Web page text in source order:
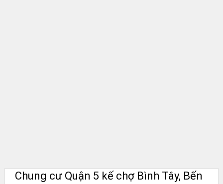
Chung cư Quận 5 kế chợ Bình Tây, Bến